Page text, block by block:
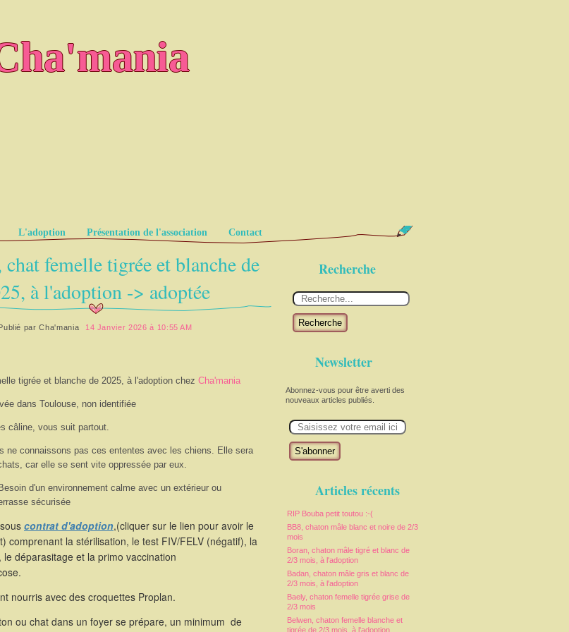
L'adoption Présentation de l'association Contact
Recherche
Recherche
Newsletter
Abonnez-vous pour être averti des
nouveaux articles publiés.
m
Articles récents
RIP Bouba petit toutou :-(
BB8, chaton mâle blanc et noire de 2/3
mois
Boran, chaton mâle tigré et blanc de
2/3 mois, à l'adoption
Badan, chaton mâle gris et blanc de
2/3 mois, à l'adoption
Baely, chaton femelle tigrée grise de
2/3 mois
Belwen, chaton femelle blanche et
tigrée de 2/3 mois, à l'adoption
femelle tigrée et blanche de
à l'adoption -> adoptée
parCha'mania 14 Janvier 2026 à 10:55 AM
tigrée et blanche de 2025, à l'adoption chez Cha'mania
dans Toulouse, non identifiée
câline, vous suit partout.
ne connaissons pas ces ententes avec les chiens. Elle sera
car elle se sent vite oppressée par eux.
d'un environnement calme avec un extérieur ou
sécurisée
contrat d'adoption,(cliquer sur le lien pour avoir le
comprenant la stérilisation, le test FIV/FELV (négatif), la
déparasitage et la primo vaccination
nourris avec des croquettes Proplan.
ou chat dans un foyer se prépare, un minimum de